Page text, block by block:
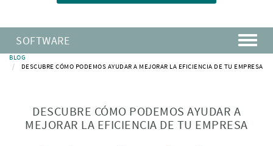
SOFTWARE
BLOG
DESCUBRE CÓMO PODEMOS AYUDAR A MEJORAR LA EFICIENCIA DE TU EMPRESA
DESCUBRE CÓMO PODEMOS AYUDAR A
MEJORAR LA EFICIENCIA DE TU EMPRESA